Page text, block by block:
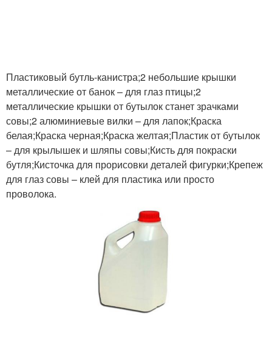
Пластиковый бутль-канистра;2 небольшие крышки
металлические от банок – для глаз птицы;2
металлические крышки от бутылок станет зрачками
совы;2 алюминиевые вилки – для лапок;Краска
белая;Краска черная;Краска желтая;Пластик от бутылок
– для крылышек и шляпы совы;Кисть для покраски
бутля;Кисточка для прорисовки деталей фигурки;Крепеж
для глаз совы – клей для пластика или просто
проволока.